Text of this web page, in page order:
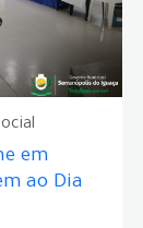
em
ao Dia